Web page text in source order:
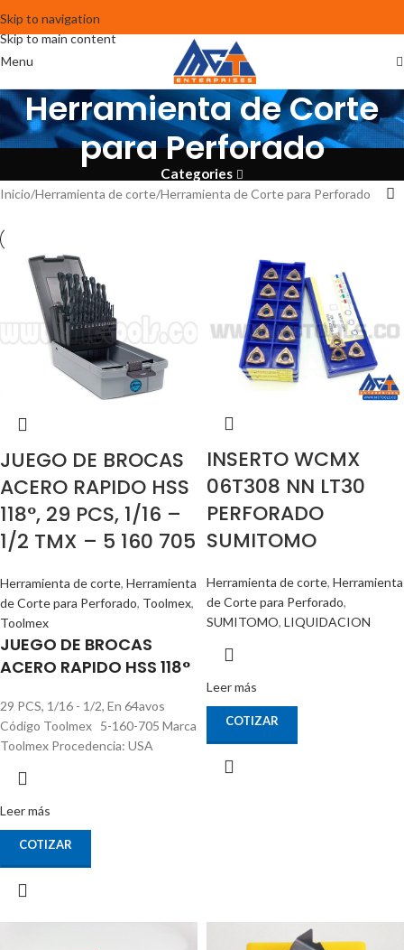
Skip to navigation
Skip to main content
Menu
Herramienta de Corte
para Perforado
Categories
Inicio Herramienta de corte Herramienta de Corte para Perforado
JUEGO DE BROCAS
ACERO RAPIDO HSS
118°, 29 PCS, 1/16 –
1/2 TMX – 5 160 705
Herramienta de corte, Herramienta
de Corte para Perforado, Toolmex,
Toolmex
JUEGO DE BROCAS
ACERO RAPIDO HSS 118°
29 PCS, 1/16 - 1/2, En 64avos
Código Toolmex 5-160-705 Marca
Toolmex Procedencia: USA
Leer más
COTIZAR
INSERTO WCMX
06T308 NN LT30
PERFORADO
SUMITOMO
Herramienta de corte, Herramienta
de Corte para Perforado,
SUMITOMO, LIQUIDACION
Leer más
COTIZAR